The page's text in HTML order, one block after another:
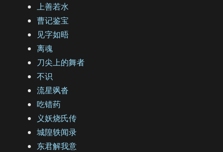
上善若水
曹记鉴宝
见字如晤
离魂
刀尖上的舞者
不识
流星飒沓
吃错药
义妖烧氏传
城隍轶闻录
东君解我意